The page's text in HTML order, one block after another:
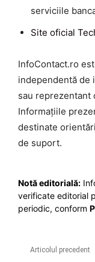
serviciile
Site oficial
InfoContact.ro
independentă de
sau reprezentant
Informațiile
destinate
de suport.
Notă editorială:
verificate editorial
periodic, conform
Articolul precedent